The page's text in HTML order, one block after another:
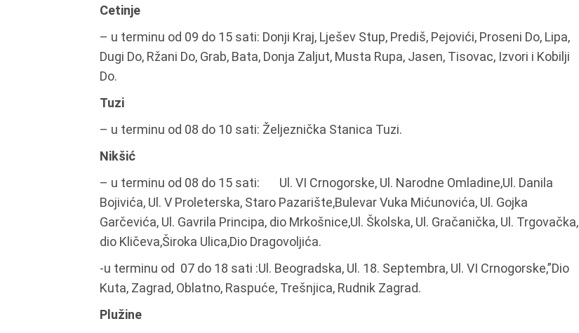
Cetinje
– u terminu od 09 do 15 sati: Donji Kraj, Lješev Stup, Prediš, Pejovići, Proseni Do, Lipa,
Dugi Do, Ržani Do, Grab, Bata, Donja Zaljut, Musta Rupa, Jasen, Tisovac, Izvori i Kobilji
Do.
Tuzi
– u terminu od 08 do 10 sati: Željeznička Stanica Tuzi.
Nikšić
– u terminu od 08 do 15 sati: Ul. VI Crnogorske, Ul. Narodne Omladine,Ul. Danila
Bojivića, Ul. V Proleterska, Staro Pazarište,Bulevar Vuka Mićunovića, Ul. Gojka
Garčevića, Ul. Gavrila Principa, dio Mrkošnice,Ul. Školska, Ul. Gračanička, Ul. Trgovačka,
dio Kličeva,Široka Ulica,Dio Dragovoljića.
-u terminu od 07 do 18 sati :Ul. Beogradska, Ul. 18. Septembra, Ul. VI Crnogorske,”Dio
Kuta, Zagrad, Oblatno, Raspuće, Trešnjica, Rudnik Zagrad.
Plužine